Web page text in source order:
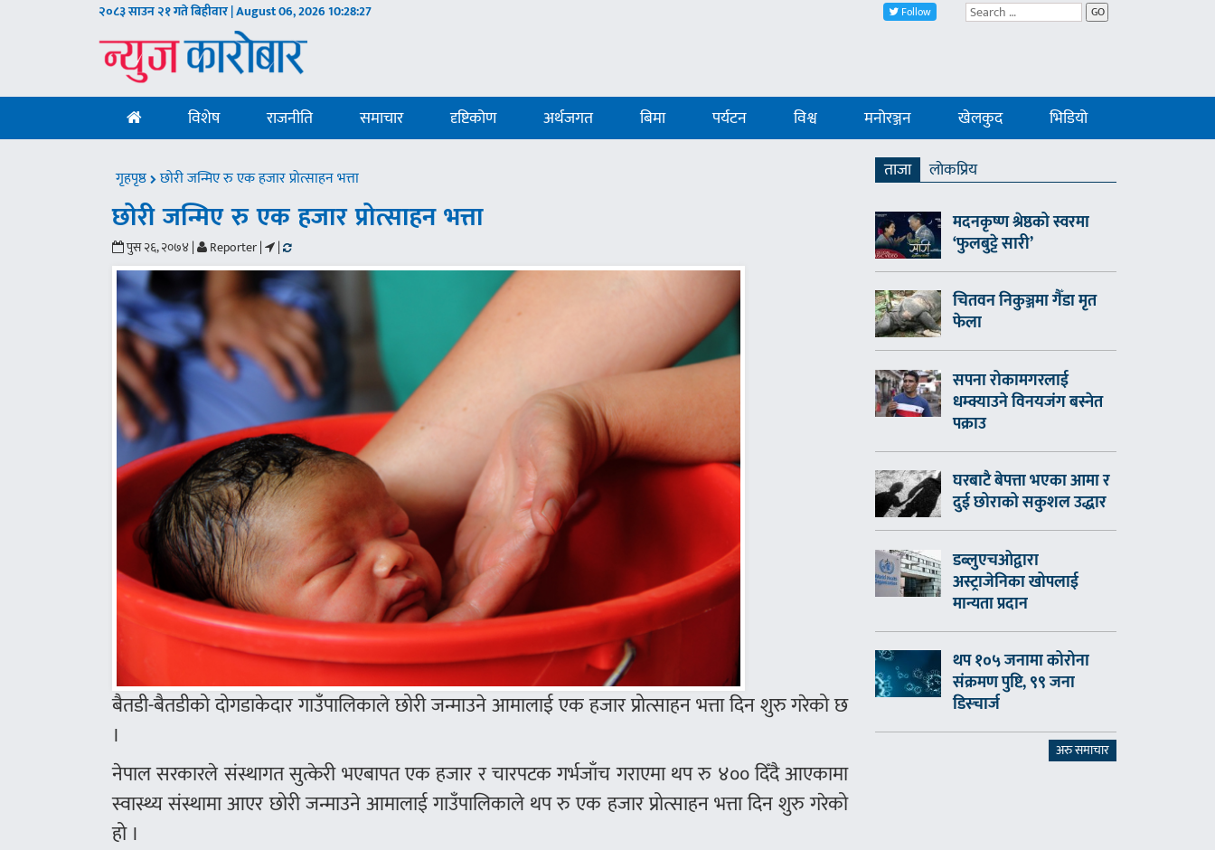
२०८३ साउन २१ गते बिहीवार | August 06, 202610:28:28 Follow GO
विशेष राजनीति समाचार दृष्टिकोण अर्थजगत बिमा पर्यटन विश्व मनोरञ्जन खेलकुद भिडियो
गृहपृष्ठ छोरी जन्मिए रु एक हजार प्रोत्साहन भत्ता
छोरी जन्मिए रु एक हजार प्रोत्साहन भत्ता
पुस २६, २०७४ | Reporter | |
बैतडी-बैतडीको दोगडाकेदार गाउँपालिकाले छोरी जन्माउने आमालाई एक हजार प्रोत्साहन भत्ता दिन शुरु गरेको छ
।
नेपाल सरकारले संस्थागत सुत्केरी भएबापत एक हजार र चारपटक गर्भजाँच गराएमा थप रु ४०० दिँदै आएकामा
स्वास्थ्य संस्थामा आएर छोरी जन्माउने आमालाई गाउँपालिकाले थप रु एक हजार प्रोत्साहन भत्ता दिन शुरु गरेको
हो ।
ताजा
लाेकप्रिय
मदनकृष्ण श्रेष्ठको स्वरमा
‘फुलबुट्टे सारी’
चितवन निकुञ्जमा गैँडा मृत
फेला
सपना रोकामगरलाई
धम्क्याउने विनयजंग बस्नेत
पक्राउ
घरबाटै बेपत्ता भएका आमा र
दुई छोराको सकुशल उद्धार
डब्लुएचओद्वारा
अस्ट्राजेनिका खोपलाई
मान्यता प्रदान
थप १०५ जनामा कोरोना
संक्रमण पुष्टि, ९९ जना
डिस्चार्ज
अरु समाचार